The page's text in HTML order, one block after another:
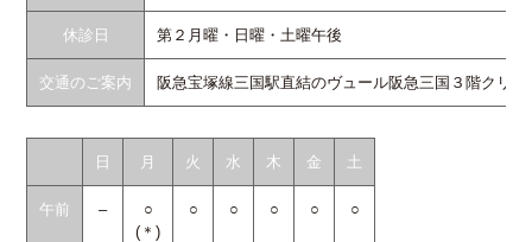
休診日 第２月曜・日曜・土曜午後
交通のご案内 阪急宝塚線三国駅直結のヴュール阪急三国３階クリ
日 月 火 水 木 金 土
午前 –
○
(＊)
○ ○ ○ ○ ○